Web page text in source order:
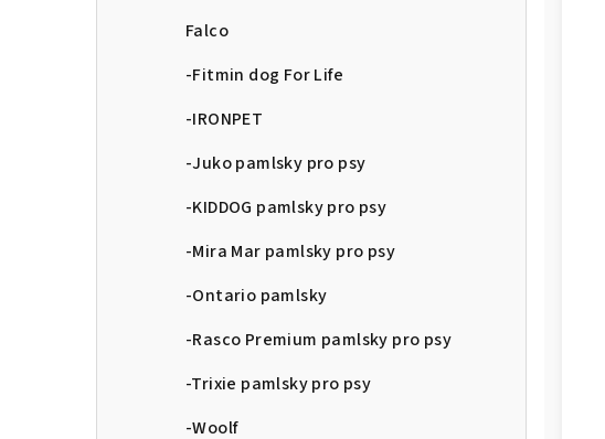
Falco
-Fitmin dog For Life
-IRONPET
-Juko pamlsky pro psy
-KIDDOG pamlsky pro psy
-Mira Mar pamlsky pro psy
-Ontario pamlsky
-Rasco Premium pamlsky pro psy
-Trixie pamlsky pro psy
-Woolf